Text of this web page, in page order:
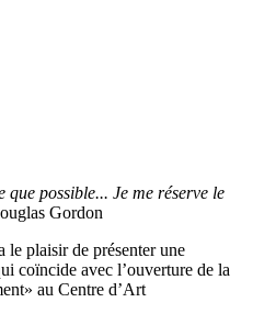
que possible... Je me réserve le
Gordon
le plaisir de présenter une
coïncide avec l’ouverture de la
au Centre d’Art